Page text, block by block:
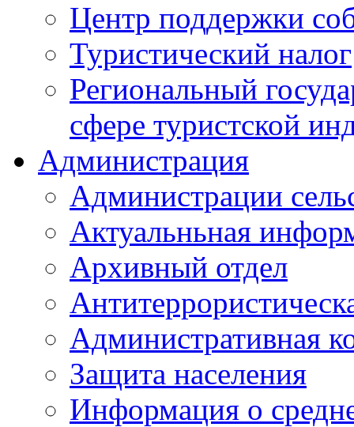
Центр поддержки
Туристический налог
Региональный
сфере туристской
Администрация
Администрации
Актуальньная
Архивный отдел
Административная
Защита населения
Информация о